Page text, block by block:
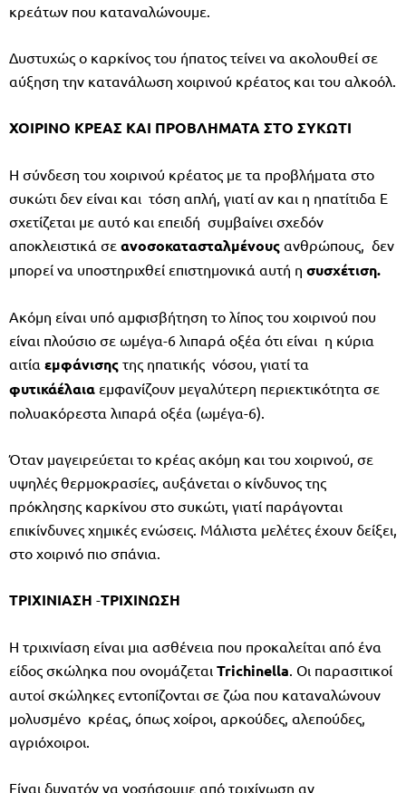
κρεάτων που καταναλώνουμε.
Δυστυχώς ο καρκίνος του ήπατος τείνει να ακολουθεί σε
αύξηση την κατανάλωση χοιρινού κρέατος και του αλκοόλ.
ΧΟΙΡΙΝΟ ΚΡΕΑΣ ΚΑΙ ΠΡΟΒΛΗΜΑΤΑ ΣΤΟ ΣΥΚΩΤΙ
Η σύνδεση του χοιρινού κρέατος με τα προβλήματα στο
συκώτι δεν είναι και τόση απλή, γιατί αν και η ηπατίτιδα Ε
σχετίζεται με αυτό και επειδή συμβαίνει σχεδόν
αποκλειστικά σε ανοσοκατασταλμένους ανθρώπους, δεν
μπορεί να υποστηριχθεί επιστημονικά αυτή η συσχέτιση.
Ακόμη είναι υπό αμφισβήτηση το λίπος του χοιρινού που
είναι πλούσιο σε ωμέγα-6 λιπαρά οξέα ότι είναι η κύρια
αιτία εμφάνισης της ηπατικής νόσου, γιατί τα
φυτικάέλαια εμφανίζουν μεγαλύτερη περιεκτικότητα σε
πολυακόρεστα λιπαρά οξέα (ωμέγα-6).
Όταν μαγειρεύεται το κρέας ακόμη και του χοιρινού, σε
υψηλές θερμοκρασίες, αυξάνεται ο κίνδυνος της
πρόκλησης καρκίνου στο συκώτι, γιατί παράγονται
επικίνδυνες χημικές ενώσεις. Μάλιστα μελέτες έχουν δείξει,
στο χοιρινό πιο σπάνια.
ΤΡΙΧΙΝΙΑΣΗ -ΤΡΙΧΙΝΩΣΗ
Η τριχινίαση είναι μια ασθένεια που προκαλείται από ένα
είδος σκώληκα που ονομάζεται Trichinella . Οι παρασιτικοί
αυτοί σκώληκες εντοπίζονται σε ζώα που καταναλώνουν
μολυσμένο κρέας, όπως χοίροι, αρκούδες, αλεπούδες,
αγριόχοιροι.
Είναι δυνατόν να νοσήσουμε από τριχίνωση αν